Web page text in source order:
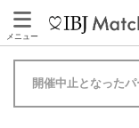
メニュー
開催中止となった